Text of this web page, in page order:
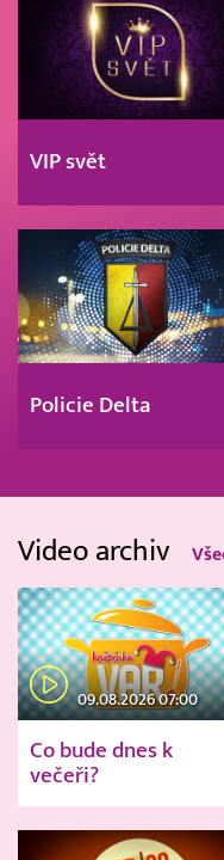
VIP svět
Policie Delta
Video archiv
09.08.2026 07:00
Co bude dnes k
večeři?